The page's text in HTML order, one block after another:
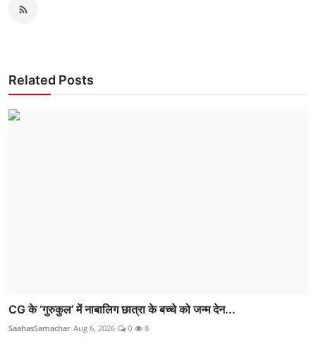
Related Posts
CG के ‘गुरुकुल’ में नाबालिग छात्रा के बच्चे को जन्म देन...
SaahasSamachar Aug 6, 2026 0 8